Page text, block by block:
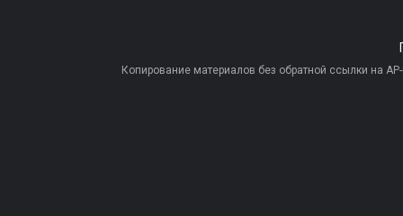
Копирование материалов без обратной ссылки на